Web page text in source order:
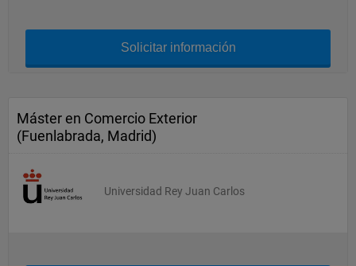
Solicitar información
Máster en Comercio Exterior
(Fuenlabrada, Madrid)
Universidad Rey Juan Carlos